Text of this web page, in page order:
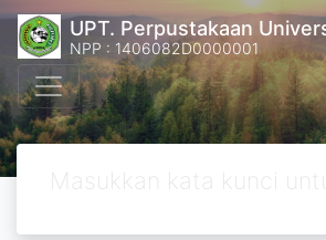
UPT. Perpustakaan
NPP : 1406082D0000001